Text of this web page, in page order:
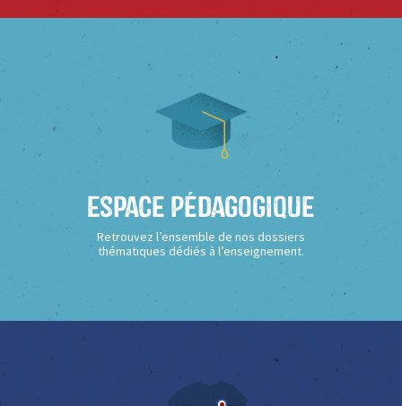
Espace Pédagogique
Retrouvez l’ensemble de nos dossiers
thématiques dédiés à l’enseignement.